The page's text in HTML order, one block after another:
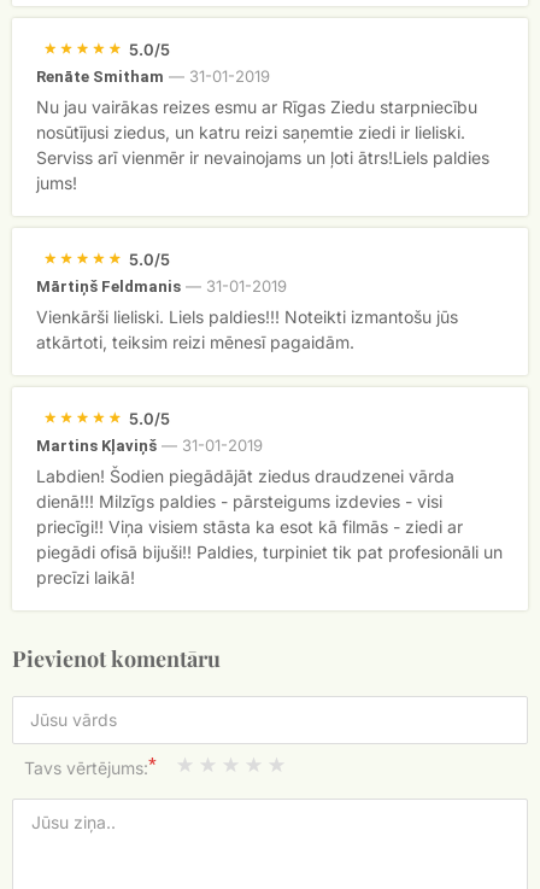
5.0/5
Renāte Smitham — 31-01-2019
Nu jau vairākas reizes esmu ar Rīgas Ziedu starpniecību
nosūtījusi ziedus, un katru reizi saņemtie ziedi ir lieliski.
Serviss arī vienmēr ir nevainojams un ļoti ātrs!Liels paldies
jums!
5.0/5
Mārtiņš Feldmanis — 31-01-2019
Vienkārši lieliski. Liels paldies!!! Noteikti izmantošu jūs
atkārtoti, teiksim reizi mēnesī pagaidām.
5.0/5
Martins Kļaviņš — 31-01-2019
Labdien! Šodien piegādājāt ziedus draudzenei vārda
dienā!!! Milzīgs paldies - pārsteigums izdevies - visi
priecīgi!! Viņa visiem stāsta ka esot kā filmās - ziedi ar
piegādi ofisā bijuši!! Paldies, turpiniet tik pat profesionāli un
precīzi laikā!
Pievienot komentāru
Tavs vērtējums:*